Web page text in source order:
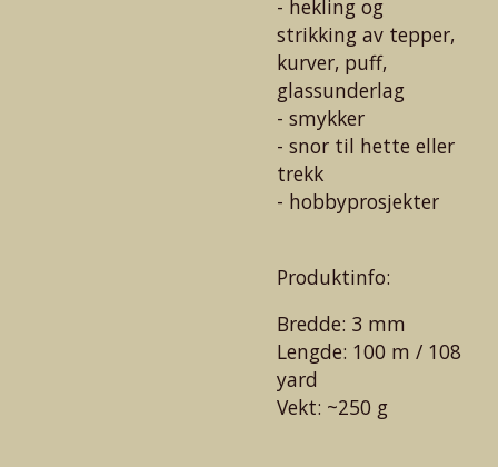
- hekling og
strikking av tepper,
kurver, puff,
glassunderlag
- smykker
- snor til hette eller
trekk
- hobbyprosjekter
Produktinfo:
Bredde: 3 mm
Lengde: 100 m / 108
yard
Vekt: ~250 g